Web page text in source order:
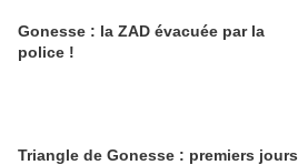
Gonesse : la ZAD évacuée par la
police !
Triangle de Gonesse : premiers jours